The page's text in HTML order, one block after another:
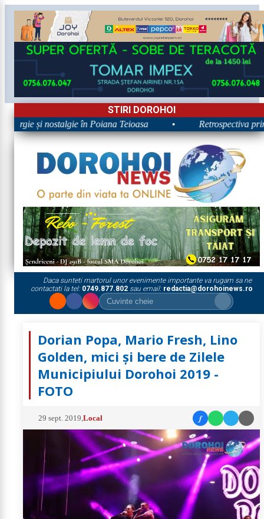
STIRI DOROHOI
și nostalgie în Poiana Teioasa Retrospectiva
Daca sunteti martorul unor evenimente importante va rugam sa ne
contactati la tel: 0749.877.802sau email: redactia@dorohoinews.ro
Dorian Popa, Mario Fresh, Lino
Golden, mici și bere de Zilele
Municipiului Dorohoi 2019 -
FOTO
29 sept. 2019 ,Local f